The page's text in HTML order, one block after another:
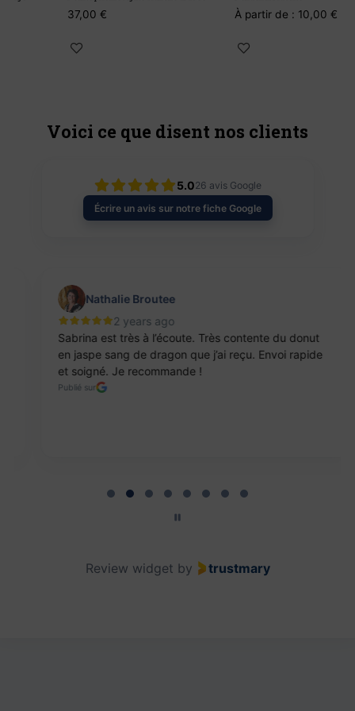
À partir de :10,00€
Voici ce que disent nos clients
5.026 avis Google
Écrire un avis sur notre fiche Google
Nathalie Broutee
2 years ago
Sabrina est très à l’écoute. Très contente du donut
en jaspe sang de dragon que j’ai reçu. Envoi rapide
et soigné. Je recommande !
Publié sur
Review widget by trustmary